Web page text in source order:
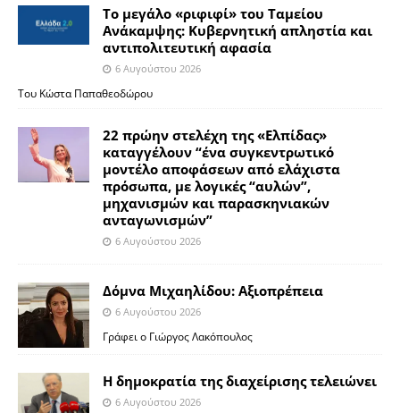
Το μεγάλο «ριφιφί» του Ταμείου
Ανάκαμψης: Κυβερνητική απληστία και
αντιπολιτευτική αφασία
6 Αυγούστου 2026
Του Κώστα Παπαθεοδώρου
22 πρώην στελέχη της «Ελπίδας»
καταγγέλουν “ένα συγκεντρωτικό
μοντέλο αποφάσεων από ελάχιστα
πρόσωπα, με λογικές “αυλών”,
μηχανισμών και παρασκηνιακών
ανταγωνισμών”
6 Αυγούστου 2026
Δόμνα Μιχαηλίδου: Αξιοπρέπεια
6 Αυγούστου 2026
Γράφει ο Γιώργος Λακόπουλος
Η δημοκρατία της διαχείρισης τελειώνει
6 Αυγούστου 2026